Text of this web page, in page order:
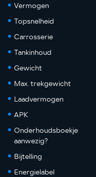
Vermogen
Topsnelheid
Carrosserie
Tankinhoud
Gewicht
Max. trekgewicht
Laadvermogen
APK
Onderhoudsboekje
aanwezig?
Bijtelling
Energielabel